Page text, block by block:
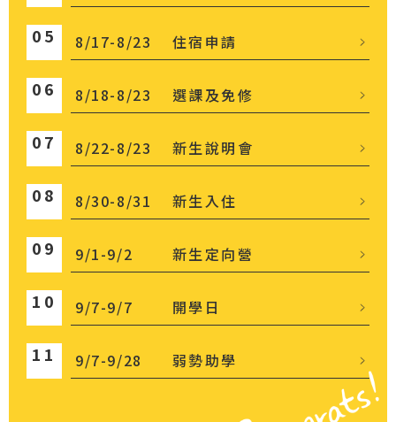
05 8/17-8/23 住宿申請
06 8/18-8/23 選課及免修
07 8/22-8/23 新生說明會
08 8/30-8/31 新生入住
09 9/1-9/2 新生定向營
10 9/7-9/7 開學日
11 9/7-9/28 弱勢助學